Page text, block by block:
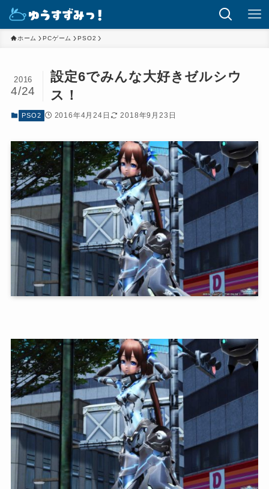
ホーム PCゲーム PSO2
設定6でみんな大好きゼルシウ
ス！
2016
4/24
PSO2 2016年4月24日 2018年9月23日